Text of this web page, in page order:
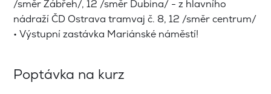
/směr Zábřeh/, 12 /směr Dubina/ - z hlavního
nádraží ČD Ostrava tramvaj č. 8, 12 /směr centrum/
• Výstupní zastávka Mariánské náměstí!
Poptávka na kurz